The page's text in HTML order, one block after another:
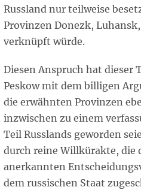
Russland nur teilweise
Provinzen Donezk,
verknüpft würde.
Diesen Anspruch hat dieser
Peskow mit dem billigen
die erwähnten Provinzen
inzwischen zu einem
Teil Russlands geworden
durch reine Willkürakte,
anerkannten
dem russischen Staat